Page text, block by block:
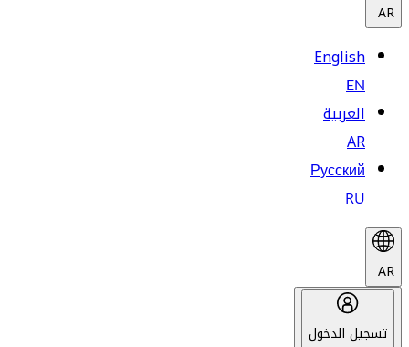
AR
English
EN
العربية
AR
Русский
RU
AR
تسجيل الدخول